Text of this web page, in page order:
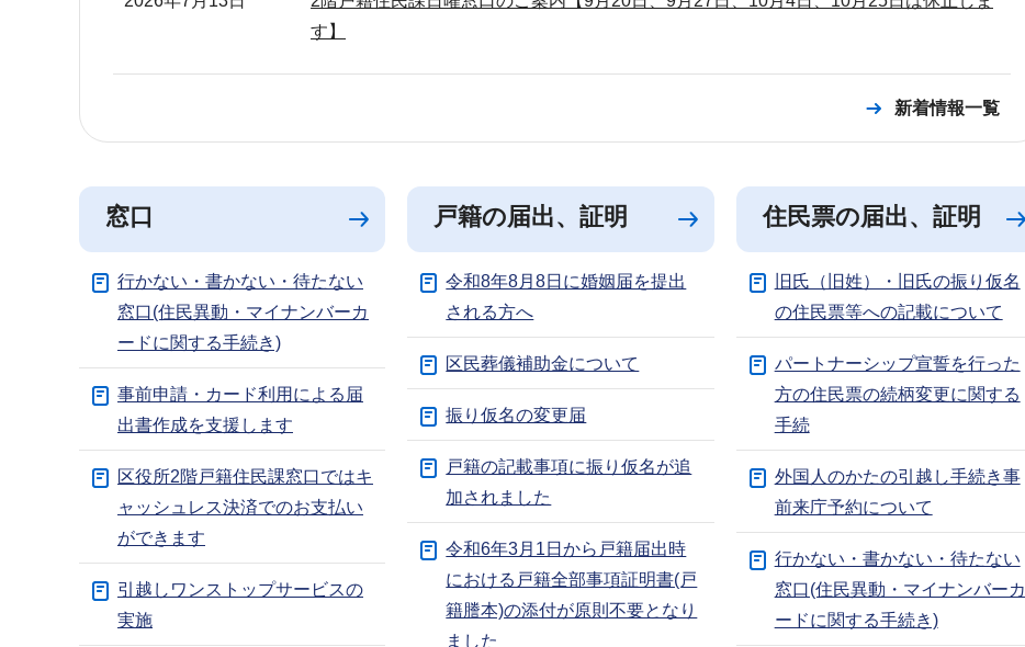
す】
新着情報一覧
窓口
行かない・書かない・待たない
窓口(住民異動・マイナンバーカ
ードに関する手続き)
事前申請・カード利用による届
出書作成を支援します
区役所2階戸籍住民課窓口ではキ
ャッシュレス決済でのお支払い
ができます
引越しワンストップサービスの
実施
戸籍の届出、証明
令和8年8月8日に婚姻届を提出
される方へ
区民葬儀補助金について
振り仮名の変更届
戸籍の記載事項に振り仮名が追
加されました
令和6年3月1日から戸籍届出時
における戸籍全部事項証明書(戸
籍謄本)の添付が原則不要となり
ました
住民票の届出、証明
旧氏（旧姓）・旧氏の振り仮名
の住民票等への記載について
パートナーシップ宣誓を行った
方の住民票の続柄変更に関する
手続
外国人のかたの引越し手続き事
前来庁予約について
行かない・書かない・待たない
窓口(住民異動・マイナンバーカ
ードに関する手続き)
ン
ら